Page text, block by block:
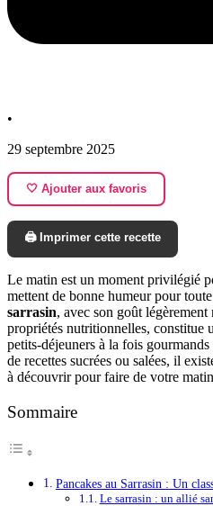
•
29 septembre 2025
🤍 Ajouter aux favoris
🖨️ Imprimer cette recette
Le matin est un moment privilégié
mettent de bonne humeur pour
sarrasin, avec son goût légèrement
propriétés nutritionnelles, constitue
petits-déjeuners à la fois
de recettes sucrées ou salées, il
à découvrir pour faire de votre
Sommaire
Pancakes au Sarrasin : Un
Le sarrasin : un allié